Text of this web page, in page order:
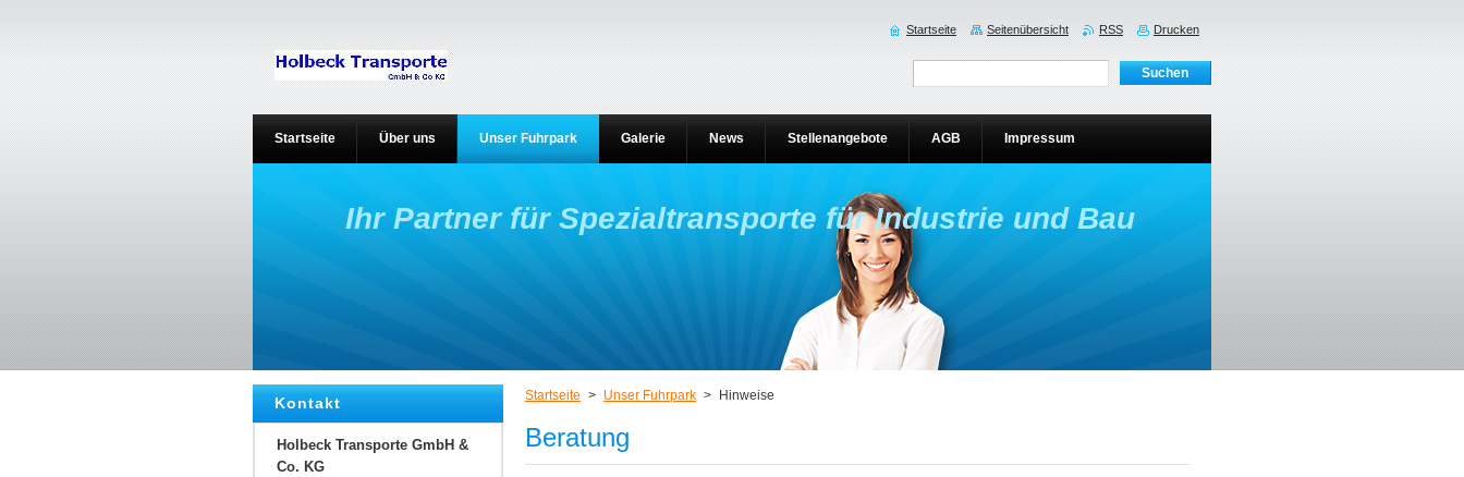
Ihr Partner für Spezialtransporte für Industrie und Bau
Startseite > Unser Fuhrpark > Hinweise
Beratung
Kontakt
Holbeck Transporte GmbH &
Co. KG
Startseite Über uns Unser Fuhrpark Galerie News Stellenangebote AGB Impressum
Startseite Seitenübersicht RSS Drucken